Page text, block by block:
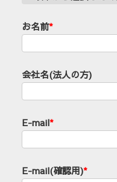
お名前*
会社名(法人の方)
E-mail*
E-mail(確認用)*